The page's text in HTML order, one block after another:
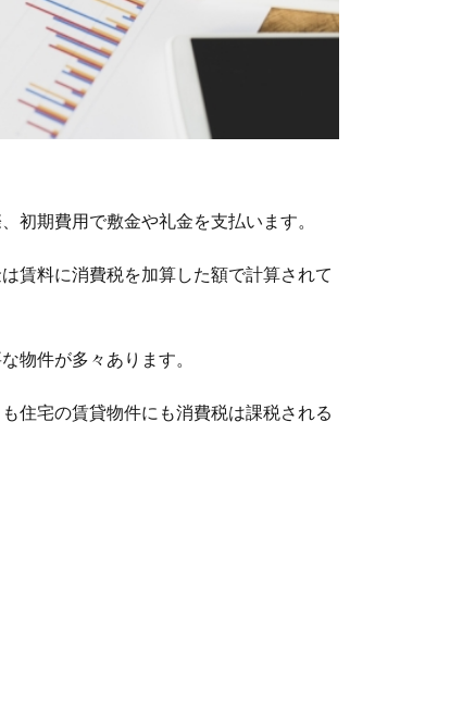
初期費用で敷金や礼金を支払います。
賃料に消費税を加算した額で計算されて
物件が多々あります。
住宅の賃貸物件にも消費税は課税される